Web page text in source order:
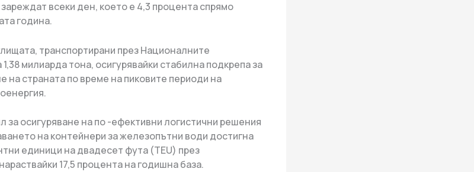
всеки ден, което е 4,3 процента спрямо
година.
транспортирани през Националните
милиарда тона, осигурявайки стабилна подкрепа за
на страната по време на пиковите периоди на
за осигуряване на по -ефективни логистични решения
на контейнери за железопътни води достигна
единици на двадесет фута (TEU) през
17,5 процента на годишна база.